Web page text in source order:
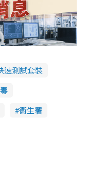
速測試套裝
衞生署